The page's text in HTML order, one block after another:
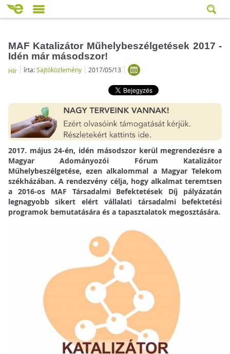
MAF Katalizátor Műhelybeszélgetések 2017 -
Idén már másodszor!
Hír írta:Sajtóközlemény 2017/05/13
2017. május 24-én, idén másodszor kerül megrendezésre a
Magyar Adományozói Fórum Katalizátor
Műhelybeszélgetése, ezen alkalommal a Magyar Telekom
székházában. A rendezvény célja, hogy alkalmat teremtsen
a 2016-os MAF Társadalmi Befektetések Díj pályázatán
legnagyobb sikert elért vállalati társadalmi befektetési
programok bemutatására és a tapasztalatok megosztására.